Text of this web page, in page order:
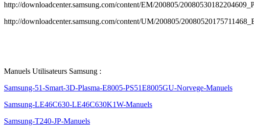
http://downloadcenter.samsung.com/content/EM/200805/
http://downloadcenter.samsung.com/content/UM/200805/
Manuels Utilisateurs Samsung :
Samsung-51-Smart-3D-Plasma-E8005-PS51E8005GU-Norvege-Manuels
Samsung-LE46C630-LE46C630K1W-Manuels
Samsung-T240-JP-Manuels